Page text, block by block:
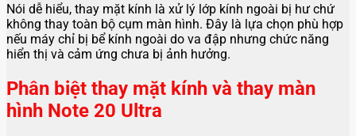
Nói dễ hiểu, thay mặt kính là xử lý lớp kính ngoài bị hư chứ
không thay toàn bộ cụm màn hình. Đây là lựa chọn phù hợp
nếu máy chỉ bị bể kính ngoài do va đập nhưng chức năng
hiển thị và cảm ứng chưa bị ảnh hưởng.
Phân biệt thay mặt kính và thay màn
hình Note 20 Ultra